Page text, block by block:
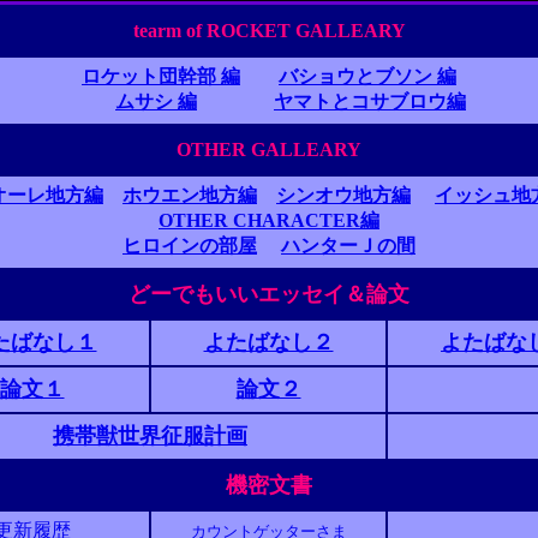
tearm of ROCKET GALLEARY
ロケット団幹部 編
バショウとブソン 編
ムサシ 編
ヤマトとコサブロウ編
OTHER GALLEARY
ーレ地方編 ホウエン地方編 シンオウ地方編
イッシュ地
OTHER CHARACTER編
ヒロインの部屋
ハンターＪの間
どーでもいいエッセイ＆論文
ばなし１
よたばなし２
よたばな
論文１
論文２
携帯獣世界征服計画
機密文書
新履歴 カウントゲッターさま